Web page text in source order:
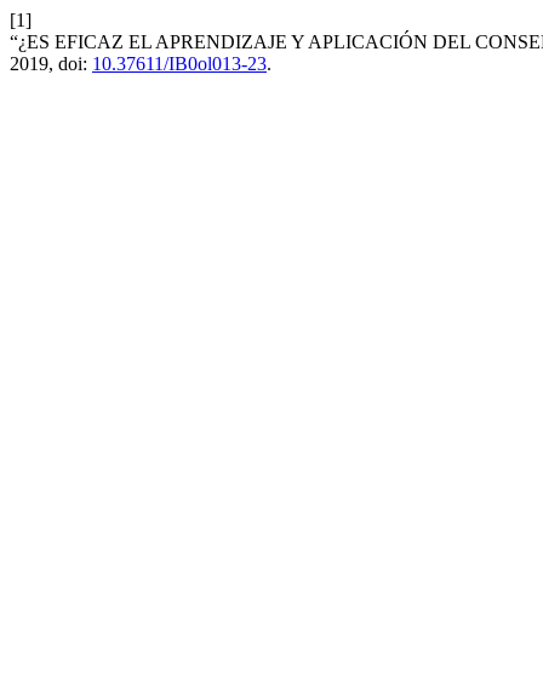
[1]
“¿ES EFICAZ EL APRENDIZAJE Y APLICACIÓN DEL
2019, doi: 10.37611/IB0ol013-23.